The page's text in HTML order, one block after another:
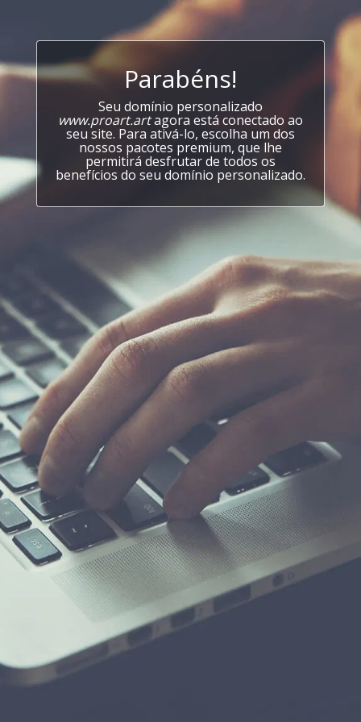
Parabéns!
Seu domínio personalizado
www.proart.artagora está conectado ao
seu site. Para ativá-lo, escolha um dos
nossos pacotes premium, que lhe
permitirá desfrutar de todos os
benefícios do seu domínio personalizado.